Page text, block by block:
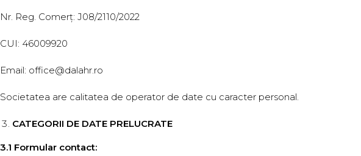
Nr. Reg. Comerț: J08/2110/2022
CUI: 46009920
Email: office@dalahr.ro
Societatea are calitatea de operator de date cu caracter personal.
CATEGORII DE DATE PRELUCRATE
3.1 Formular contact: